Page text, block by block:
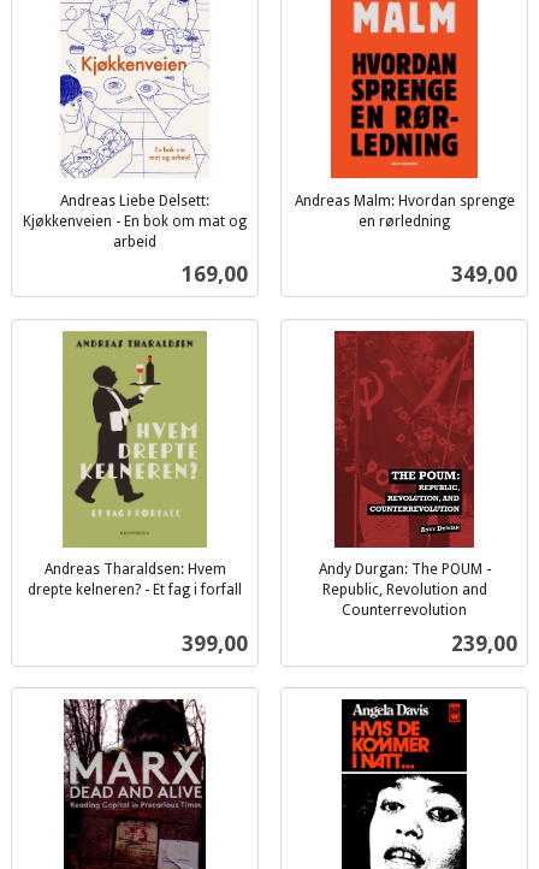
Andreas Liebe Delsett:
Kjøkkenveien - En bok om mat og
arbeid
Pris
169,00
Andreas Malm: Hvordan sprenge
en rørledning
Pris
349,00
Andreas Tharaldsen: Hvem
drepte kelneren? - Et fag i forfall
Pris
399,00
Andy Durgan: The POUM -
Republic, Revolution and
Counterrevolution
Pris
239,00